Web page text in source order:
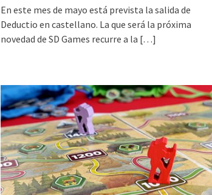
En este mes de mayo está prevista la salida de
Deductio en castellano. La que será la próxima
novedad de SD Games recurre a la […]